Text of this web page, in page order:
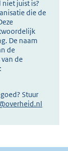
juist is?
die de
De naam
de
de
Stuur